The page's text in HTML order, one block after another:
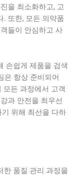
을 최소화하고, 고
. 또한, 모든 의약품
들이 안심하고 사
손쉽게 제품을 검색
은 항상 준비되어
모든 과정에서 고객
과 안전을 최우선
위해 최선을 다하
한 품질 관리 과정을